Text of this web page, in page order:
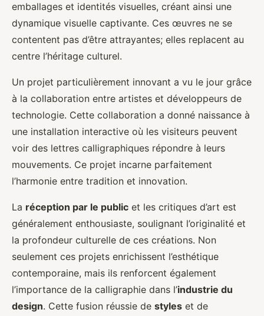
emballages et identités visuelles, créant ainsi une
dynamique visuelle captivante. Ces œuvres ne se
contentent pas d’être attrayantes; elles replacent au
centre l’héritage culturel.
Un projet particulièrement innovant a vu le jour grâce
à la collaboration entre artistes et développeurs de
technologie. Cette collaboration a donné naissance à
une installation interactive où les visiteurs peuvent
voir des lettres calligraphiques répondre à leurs
mouvements. Ce projet incarne parfaitement
l’harmonie entre tradition et innovation.
La réception par le public et les critiques d’art est
généralement enthousiaste, soulignant l’originalité et
la profondeur culturelle de ces créations. Non
seulement ces projets enrichissent l’esthétique
contemporaine, mais ils renforcent également
l’importance de la calligraphie dans l’industrie du
design. Cette fusion réussie de styles et de